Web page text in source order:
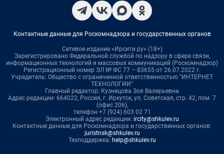
Контактные данные для Роскомнадзора и государственных органов
Сетевое издание «Ирсити.ру» (18+)
Зарегистрировано Федеральной службой по надзору в сфере связи,
информационных технологий и массовых коммуникаций (Роскомнадзор)
Регистрационный номер ЭЛ № ФС 77 – 83655 от 26.07.2022 г.
Учредитель: Общество с ограниченной ответственностью "ИНТЕРНЕТ
ТЕХНОЛОГИИ"
Главный редактор: Кузнецова Зоя Валерьевна
Адрес редакции: 664022, Россия, г. Иркутск, ул. Советская, стр. 42, пом. 7
(офис 206),
телефон +7 (924) 603 02 71
Электронный адрес редакции: ircity@shkulev.ru
Контактные данные для Роскомнадзора и государственных органов:
juristnsk@shkulev.ru
Техподдержка: help@shkulev.ru